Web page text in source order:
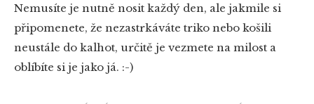
Nemusíte je nutně nosit každý den, ale jakmile si
připomenete, že nezastrkáváte triko nebo košili
neustále do kalhot, určitě je vezmete na milost a
oblíbíte si je jako já. :-)